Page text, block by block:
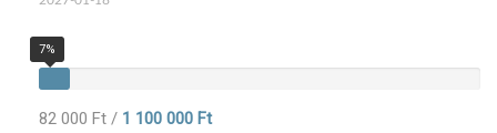
7%
82 000 Ft / 1 100 000 Ft